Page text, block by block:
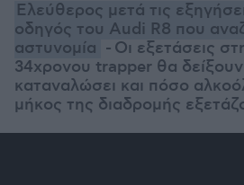
Ελεύθερος μετά τις
οδηγός του Audi R8 που
αστυνομία - Οι εξετάσεις
34χρονου trapper θα δείξουν
καταναλώσει και πόσο
μήκος της διαδρομής